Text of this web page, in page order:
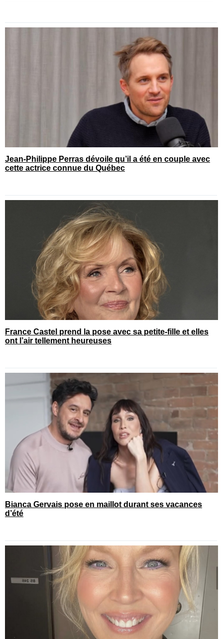
Jean-Philippe Perras dévoile qu’il a été en couple avec
cette actrice connue du Québec
France Castel prend la pose avec sa petite-fille et elles
ont l’air tellement heureuses
Bianca Gervais pose en maillot durant ses vacances
d’été